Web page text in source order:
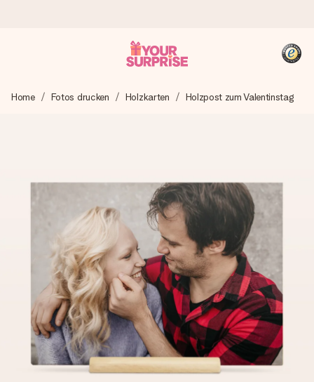
Wir bereiten dein Geschenk sorgfältig vor und schicken es
4,8 (basierend auf +15.000 Bewertungen)
Unsere Geschenke begeistern. Kunden bewerten uns mit
4,8 bei Google Reviews (Gesamtergebnis aller Länder, in
die wir versenden).
+49 39292 929695
Montag - Freitag : 8:30 - 17:00 Uhr
Samstag - Sonntag : 8:30 - 13:00 Uhr
Home Fotos drucken Holzkarten Holzpost zum Valentinstag